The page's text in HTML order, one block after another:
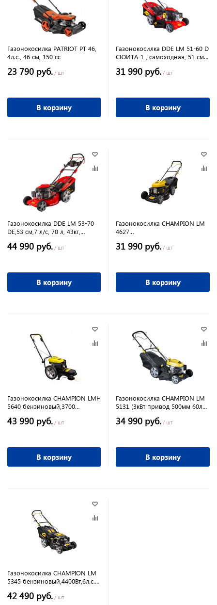
Газонокосилка PATRIOT PT 46,
4л.с., 46 см, 150 сс
23 790 руб. / шт
В корзину
Газонокосилка DDE LM 51-60 D
СЮИТА-1 , самоходная, 51 см,
31 990 руб. / шт
В корзину
Газонокосилка DDE LM 53-70
DE,53 см,7 л/с, 70 л, 43кг,
от аккумулятора
44 990 руб. / шт
В корзину
Газонокосилка CHAMPION LM
4627
тактный
31 990 руб. / шт
В корзину
Газонокосилка CHAMPION LMH
5640 бензиновый,3700
43 990 руб. / шт
В корзину
Газонокосилка CHAMPION LM
5131 (3кВт привод 500мм 60л
34 990 руб. / шт
В корзину
Газонокосилка CHAMPION LM
5345 бензиновый,4400Вт,6л.с.
42 490 руб. / шт